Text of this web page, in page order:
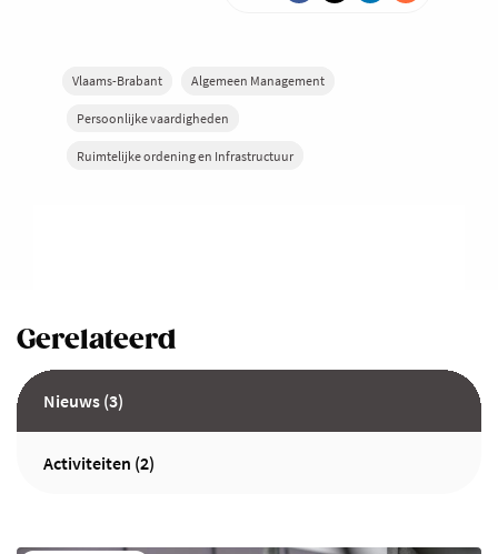
Vlaams-Brabant Algemeen Management
Persoonlijke vaardigheden
Ruimtelijke ordening en Infrastructuur
Gerelateerd
Nieuws (3)
Activiteiten (2)